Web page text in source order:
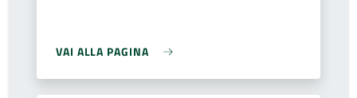
VAI ALLA PAGINA